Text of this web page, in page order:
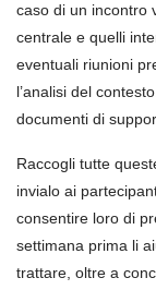
caso di un incontro
centrale e quelli
eventuali riunioni
l’analisi del
documenti di
Raccogli tutte
invialo ai
consentire loro di
settimana prima li
trattare, oltre a